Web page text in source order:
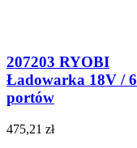
207203 RYOBI
Ładowarka 18V / 6
portów
475,21 zł